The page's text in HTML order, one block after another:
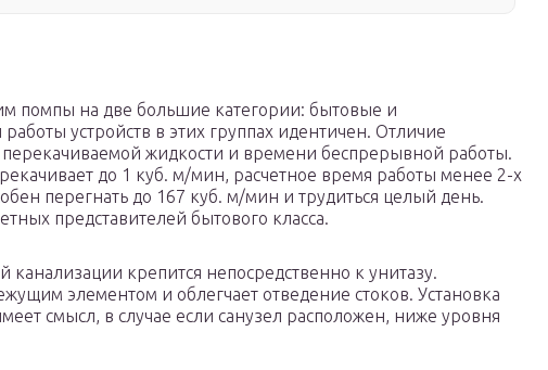
помпы на две большие категории: бытовые и
устройств в этих группах идентичен. Отличие
перекачиваемой жидкости и времени беспрерывной работы.
до 1 куб. м/мин, расчетное время работы менее 2-х
перегнать до 167 куб. м/мин и трудиться целый день.
представителей бытового класса.
канализации крепится непосредственно к унитазу.
элементом и облегчает отведение стоков. Установка
смысл, в случае если санузел расположен, ниже уровня